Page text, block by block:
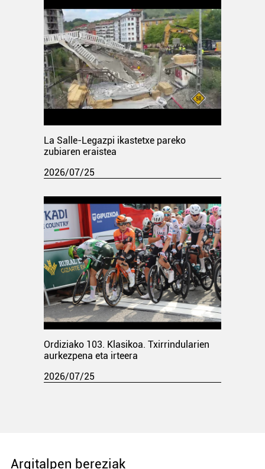
La Salle-Legazpi ikastetxe pareko
zubiaren eraistea
2026/07/25
Ordiziako 103. Klasikoa. Txirrindularien
aurkezpena eta irteera
2026/07/25
Argitalpen bereziak